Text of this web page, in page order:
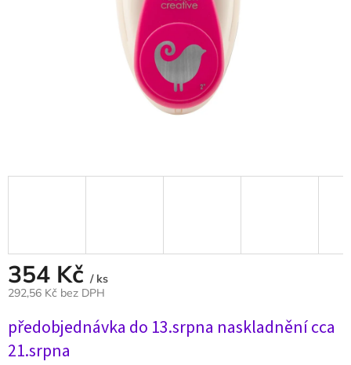
354 Kč / ks
292,56 Kč bez DPH
cena:
předobjednávka do 13.srpna naskladnění cca
21.srpna